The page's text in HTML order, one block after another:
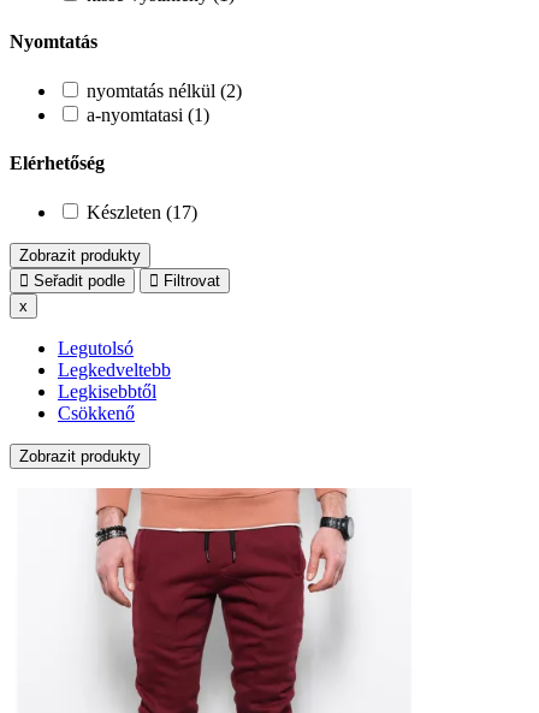
Nyomtatás
nyomtatás nélkül (2)
a-nyomtatasi (1)
Elérhetőség
Készleten (17)
Zobrazit produkty
Seřadit podle
Filtrovat
x
Legutolsó
Legkedveltebb
Legkisebbtől
Csökkenő
Zobrazit produkty